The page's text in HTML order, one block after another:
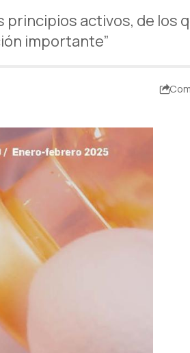
activos, de los
importante”